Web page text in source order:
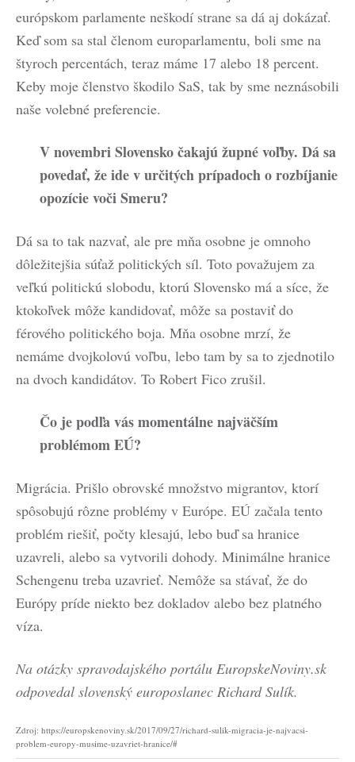
európskom parlamente neškodí strane sa dá aj dokázať.
Keď som sa stal členom europarlamentu, boli sme na
štyroch percentách, teraz máme 17 alebo 18 percent.
Keby moje členstvo škodilo SaS, tak by sme neznásobili
naše volebné preferencie.
V novembri Slovensko čakajú župné voľby. Dá sa
povedať, že ide v určitých prípadoch o rozbíjanie
opozície voči Smeru?
Dá sa to tak nazvať, ale pre mňa osobne je omnoho
dôležitejšia súťaž politických síl. Toto považujem za
veľkú politickú slobodu, ktorú Slovensko má a síce, že
ktokoľvek môže kandidovať, môže sa postaviť do
férového politického boja. Mňa osobne mrzí, že
nemáme dvojkolovú voľbu, lebo tam by sa to zjednotilo
na dvoch kandidátov. To Robert Fico zrušil.
Čo je podľa vás momentálne najväčším
problémom EÚ?
Migrácia. Prišlo obrovské množstvo migrantov, ktorí
spôsobujú rôzne problémy v Európe. EÚ začala tento
problém riešiť, počty klesajú, lebo buď sa hranice
uzavreli, alebo sa vytvorili dohody. Minimálne hranice
Schengenu treba uzavrieť. Nemôže sa stávať, že do
Európy príde niekto bez dokladov alebo bez platného
víza.
Na otázky spravodajského portálu EuropskeNoviny.sk
odpovedal slovenský europoslanec Richard Sulík.
Zdroj: https://europskenoviny.sk/2017/09/27/richard-sulik-migracia-je-najvacsi-
problem-europy-musime-uzavriet-hranice/#